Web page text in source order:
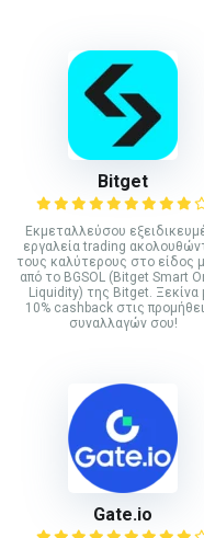
Bitget
Εκμεταλλεύσου
εργαλεία trading
τους καλύτερους στο είδος
από το BGSOL (Bitget Smart
Liquidity) της Bitget. Ξεκίνα
10% cashback στις
συναλλαγών σου!
Gate.io